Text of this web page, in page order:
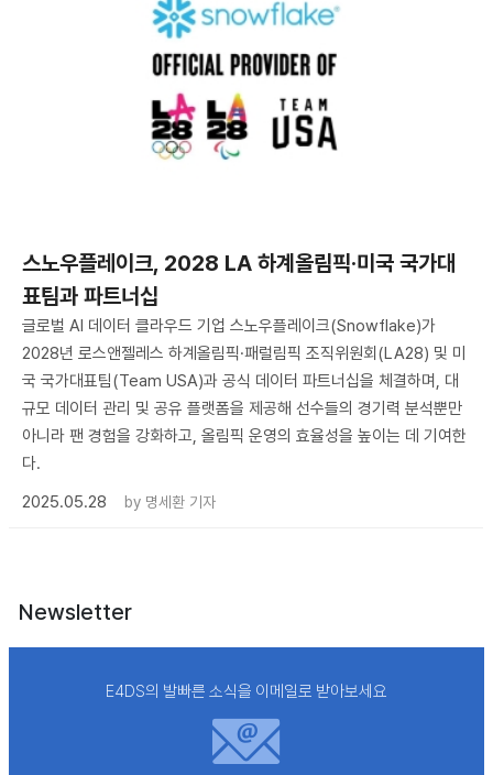
스노우플레이크, 2028 LA 하계올림픽·미국 국가대
표팀과 파트너십
글로벌 AI 데이터 클라우드 기업 스노우플레이크(Snowflake)가
2028년 로스앤젤레스 하계올림픽·패럴림픽 조직위원회(LA28) 및 미
국 국가대표팀(Team USA)과 공식 데이터 파트너십을 체결하며, 대
규모 데이터 관리 및 공유 플랫폼을 제공해 선수들의 경기력 분석뿐만
아니라 팬 경험을 강화하고, 올림픽 운영의 효율성을 높이는 데 기여한
다.
2025.05.28
by 명세환 기자
Newsletter
E4DS의 발빠른 소식을 이메일로 받아보세요